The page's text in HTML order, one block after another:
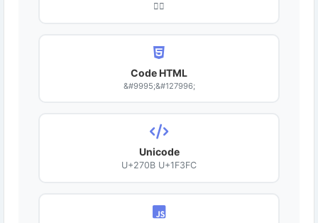
✋🏼
Code HTML
&#9995;&#127996;
Unicode
U+270B U+1F3FC